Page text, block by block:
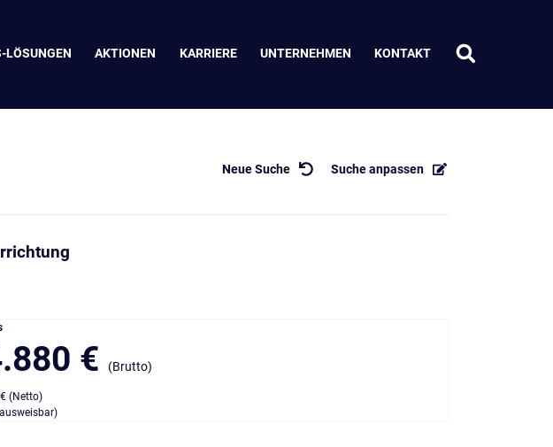
LÖSUNGEN AKTIONEN KARRIERE UNTERNEHMEN KONTAKT
Neue Suche Suche anpassen
€ (Brutto)
(Netto)